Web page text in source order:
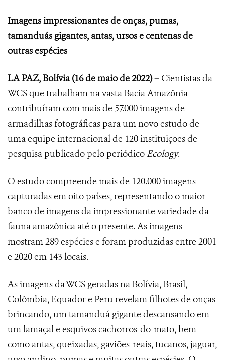
Imagens impressionantes de onças, pumas,
tamanduás gigantes, antas, ursos e centenas de
outras espécies
LA PAZ, Bolívia(16 de maio de 2022) – Cientistas da
WCS que trabalham na vasta Bacia Amazônia
contribuíram com mais de 57.000 imagens de
armadilhas fotográficas para um novo estudo de
uma equipe internacional de 120 instituições de
pesquisa publicado pelo periódico Ecology.
O estudo compreende mais de 120.000 imagens
capturadas em oito países, representando o maior
banco de imagens da impressionante variedade da
fauna amazônica até o presente. As imagens
mostram 289 espécies e foram produzidas entre 2001
e 2020 em 143 locais.
As imagens da WCS geradas na Bolívia, Brasil,
Colômbia, Equador e Peru revelam filhotes de onças
brincando, um tamanduá gigante descansando em
um lamaçal e esquivos cachorros-do-mato, bem
como antas, queixadas, gaviões-reais, tucanos, jaguar,